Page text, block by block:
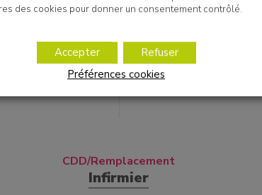
Infirmier
CDD/Remplacement
Infirmier
des cookies pour donner un consentement contrôlé.
Accepter
Refuser
Préférences cookies